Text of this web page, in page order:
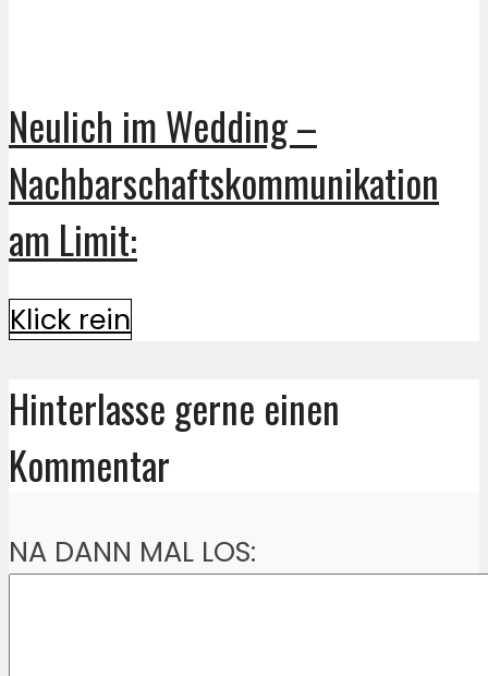
Neulich im Wedding –
Nachbarschaftskommunikation
am Limit:
Klick rein
Hinterlasse gerne einen
Kommentar
NA DANN MAL LOS: